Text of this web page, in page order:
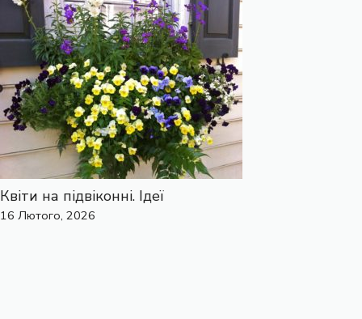
Квіти на підвіконні. Ідеї
16 Лютого, 2026